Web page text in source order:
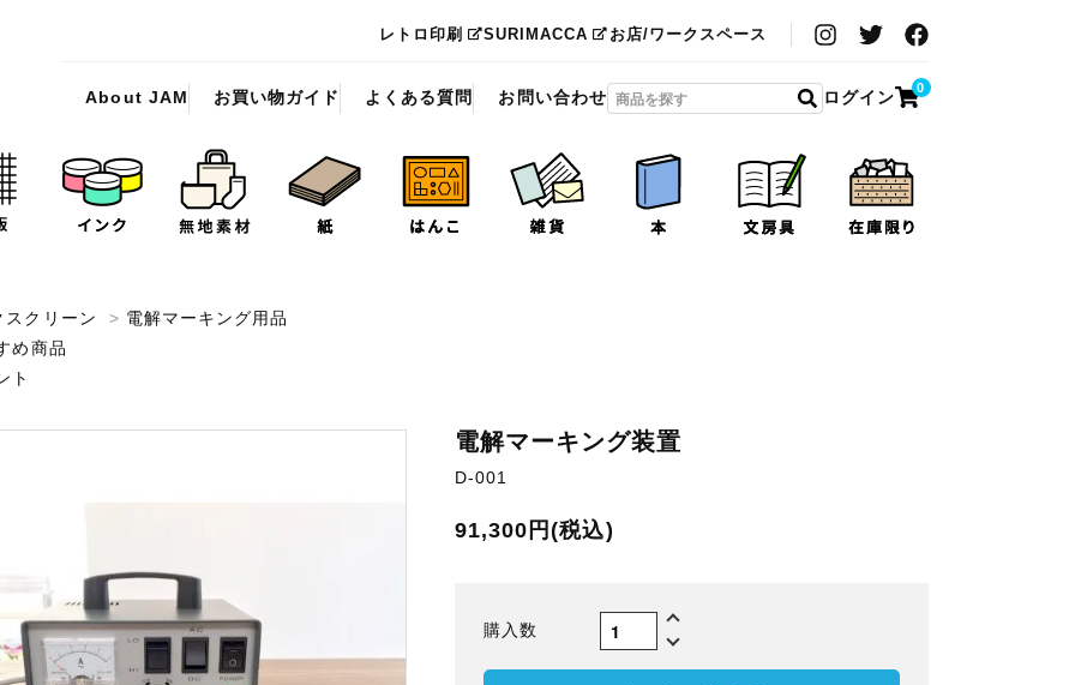
レトロ印刷 SURIMACCA お店/ワークスペース
About JAM お買い物ガイド よくある質問 お問い合わせ ログイン 0
スクリーン > 電解マーキング用品
め商品
ト
電解マーキング装置
D-001
91,300円(税込)
購入数